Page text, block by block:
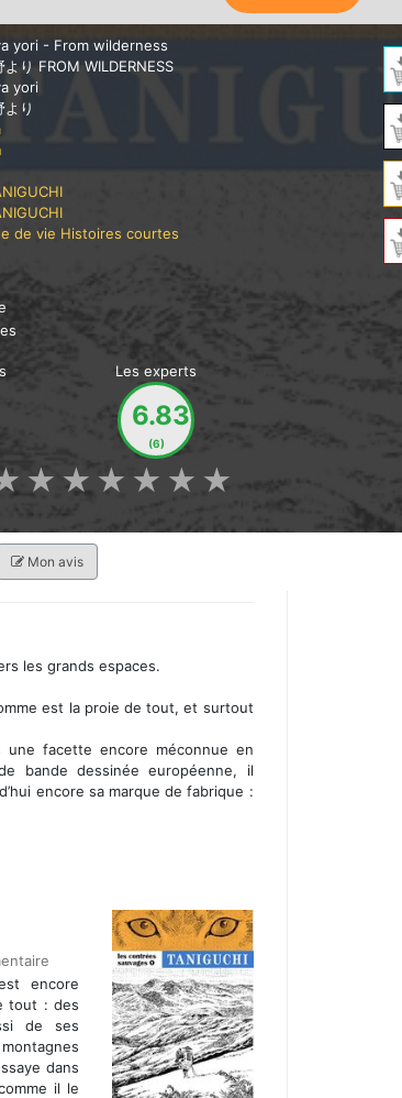
yori - From wilderness
より FROM WILDERNESS
yori
より
de vie Histoires courtes
Les experts
6.83
(6)
★
★
★
★
★
★
Mon avis
les grands espaces.
est la proie de tout, et surtout
une facette encore méconnue en
bande dessinée européenne, il
encore sa marque de fabrique :
encore
tout : des
de ses
dans
il le